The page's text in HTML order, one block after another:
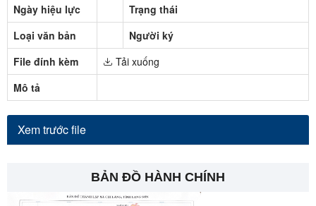
Ngày hiệu lực
Trạng thái
Loại văn bản
Người ký
File đính kèm
Tải xuống
Mô tả
Xem trước file
BẢN ĐỒ HÀNH CHÍNH